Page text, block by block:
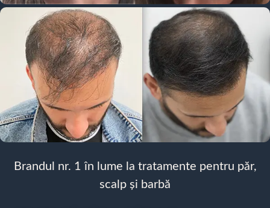
Brandul nr. 1 în lume la tratamente pentru păr,
scalp și barbă